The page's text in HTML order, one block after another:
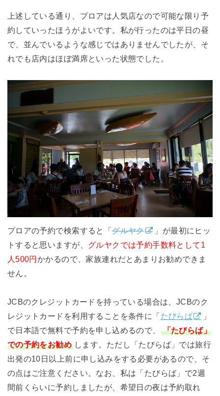
上述している通り、プロアは人気店なので可能な限り予
約していったほうがよいです。私が行ったのは平日の昼
で、並んでいるような感じではありませんでしたが、そ
れでも店内はほぼ満席といった状態でした。
プロアの予約で検索すると「グルヤク
」が最初にヒッ
トすると思いますが、 グルヤクでは予約手数料として1
人500円かかるので、家族連れだとあまりお勧めできま
せん。
JCBのクレジットカードを持っている場合は、JCBのク
レジットカードを利用することを条件に「たびらば
」
で日本語で無料で予約を申し込めるので、
「たびらば」
での予約をお勧め します。ただし「たびらば」では旅行
出発の10日以上前に申し込みをする必要があるので、そ
の点はご注意ください。なお、私は「たびらば」で2週
間前くらいに予約しましたが、希望日の夜は予約取れ